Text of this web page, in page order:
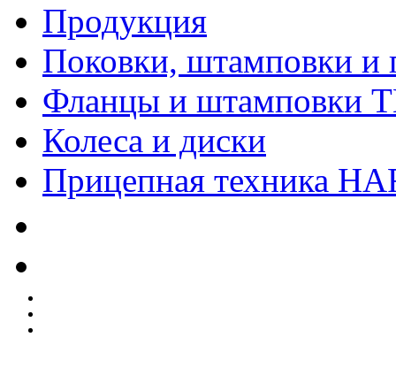
Продукция
Поковки, штамповки и
Фланцы и штамповки
Колеса и диски
Прицепная техника